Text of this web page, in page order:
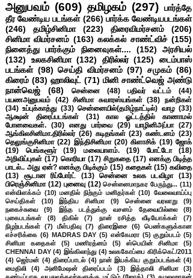
அனுபவம் (609) தமிழகம் (297) பார்த்தே
தீர வேண்டிய படங்கள் (266) பார்க்க வேண்டியபடங்கள்
(246)
தமிழ்சினிமா (223) திரைவிமர்சனம்
(206)
சினிமா விமர்சனம் (163) கலக்கல் சாண்ட்விச் (155)
நினைத்து பார்க்கும் நினைவுகள்....
(152)
அரசியல்
(132)
உலகசினிமா (132) திரில்லர் (125)
டைம்பாஸ்
படங்கள் (98) செய்தி விமர்சனம் (97) சமுகம் (86)
கிரைம் (83) ஹாலிவுட் (71) மினி சாண்ட்வெஜ் அண்டு
நான்வெஜ்
(68) சென்னை (48) பதிவர் வட்டம்
(44)
பயணஅனுபவம் (42) சினிமா சுவாரஸ்யங்கள் (38) நன்றிகள்
(34) உப்புக்காத்து (33) சென்னையில்(தமிழ்நாட்டில்) வாழ (33)
ஆக்ஷன் திரைப்படங்கள்
(31)
கால ஓட்டத்தில் காணாமல்
போனவைகள். (30) எனது பார்வை (29) யாழினிஅப்பா (27)
ஆங்கிலசினிமா.திரில்லர் (26) கடிதங்கள் (23) கண்டனம் (23)
தெலுங்குசினிமா (22) இந்திசினிமா (20) கிளாசிக் (19) ஜோக்
(19)
பெங்களூர் (19) மலையாளம். (19) போட்டோ
(18)
அறிவிப்புகள் (17) கொரியா (17) சிறுகதை (17) எனக்கு பிடித்த
பாடல்.. அது ஏன்? எனக்கு பிடிக்கும் (15) கதைகள் (15) கவிதை
(13)
சூடான ரிப்போர்ட் (13) சென்னை உலக படவிழா
(13)
பிரெஞ்சினிமா (12) புனைவு (12) சென்னைமாநகர பேருந்து... (11)
என்விளக்கம் (10) மனதில் நிற்கும் மனிதர்கள் (10) வேலைவாய்ப்பு
செய்திகள்
(10) இந்திய சினிமா (9) சென்னை வரலாறு
(9)
நகைச்சுவை
(9) இந்த படத்துக்கு வசனம் தேவையில்லை
(8)
புகைபடங்கள்
(8) திகில் (7) நான் ரசித்த வீடியோக்கள்
(7)
நிழற்படங்கள் (7) மீள்பதிவு (7) திரைஇசை (6)
பெண்களுக்கான
எச்சரிக்கை (6) MADRAS DAY (5) என்கேமரா (5) குறும்படம் (5)
சினிமா கதைகள்
(5) மணிரத்னம் (5) ஸ்பெயின் சினிமா
(5)
CHENNAI DAY (4) இங்கிலாந்து (4) உலககோப்பை கிரிக்கெட்/2011
(4) ஜெர்மன் (4) திரைப்பாடல் (4) நான் இயக்கிய குறும்படங்கள் (4)
மைதிலி
(4) அனிமேஷன் திரைப்படம் (3) இத்தாலி சினிமா
(3)